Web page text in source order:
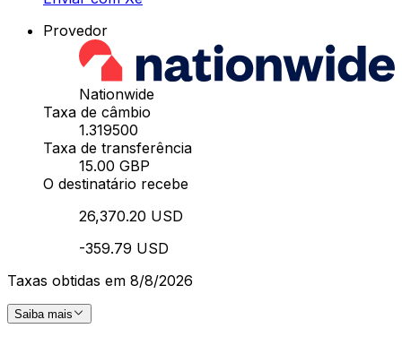
Provedor
Nationwide
Taxa de câmbio
1.319500
Taxa de transferência
15.00 GBP
O destinatário recebe
26,370.20 USD
-359.79 USD
Taxas obtidas em 8/8/2026
Saiba mais